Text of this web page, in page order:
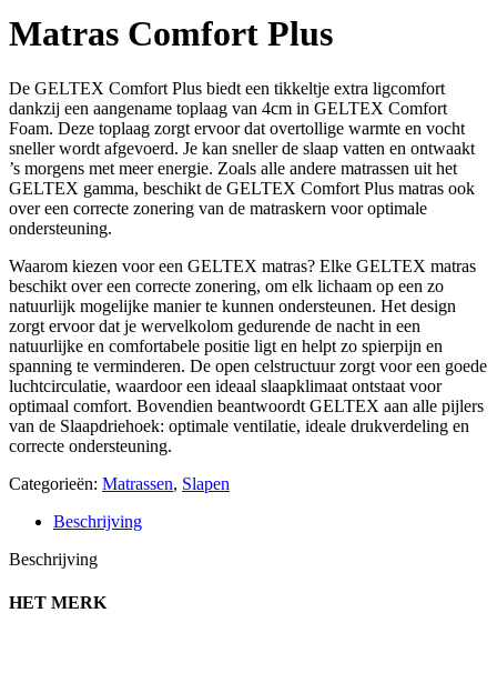
Matras Comfort Plus
De GELTEX Comfort Plus biedt een tikkeltje extra ligcomfort
dankzij een aangename toplaag van 4cm in GELTEX Comfort
Foam. Deze toplaag zorgt ervoor dat overtollige warmte en vocht
sneller wordt afgevoerd. Je kan sneller de slaap vatten en ontwaakt
’s morgens met meer energie. Zoals alle andere matrassen uit het
GELTEX gamma, beschikt de GELTEX Comfort Plus matras ook
over een correcte zonering van de matraskern voor optimale
ondersteuning.
Waarom kiezen voor een GELTEX matras? Elke GELTEX matras
beschikt over een correcte zonering, om elk lichaam op een zo
natuurlijk mogelijke manier te kunnen ondersteunen. Het design
zorgt ervoor dat je wervelkolom gedurende de nacht in een
natuurlijke en comfortabele positie ligt en helpt zo spierpijn en
spanning te verminderen. De open celstructuur zorgt voor een goede
luchtcirculatie, waardoor een ideaal slaapklimaat ontstaat voor
optimaal comfort. Bovendien beantwoordt GELTEX aan alle pijlers
van de Slaapdriehoek: optimale ventilatie, ideale drukverdeling en
correcte ondersteuning.
Categorieën: Matrassen, Slapen
Beschrijving
Beschrijving
HET MERK